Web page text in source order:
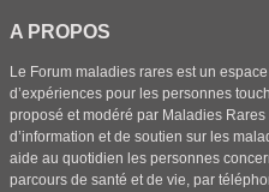
A PROPOS
Le Forum maladies rares est un
d’expériences pour les personnes
proposé et modéré par Maladies
d’information et de soutien sur les
aide au quotidien les personnes
parcours de santé et de vie, par